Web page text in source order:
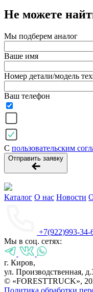
Не можете
Мы подберем аналог
Ваше имя
Номер детали/модель
Ваш телефон
С пользовательским
Отправить заявку
Каталог О нас Новости
+7(922)993-34-
Мы в соц. сетях:
г. Киров,
ул. Производственная,
© «FORESTTRUCK»,
Политика обработки